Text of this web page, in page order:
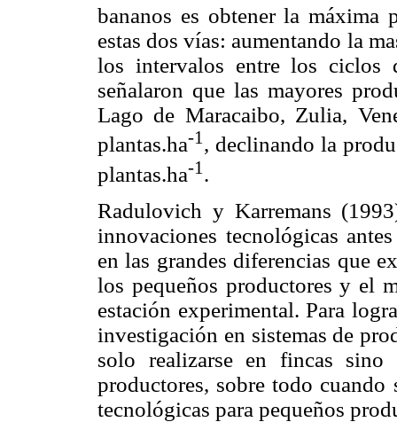
bananos es obtener la máxima
estas dos vías: aumentando la
los intervalos entre los ciclos
señalaron que las mayores
Lago de Maracaibo, Zulia,
plantas.ha-1 , declinando la
plantas.ha-1 .
Radulovich y Karremans
innovaciones tecnológicas
en las grandes diferencias que
los pequeños productores y el
estación experimental. Para
investigación en sistemas de
solo realizarse en fincas
productores, sobre todo
tecnológicas para pequeños